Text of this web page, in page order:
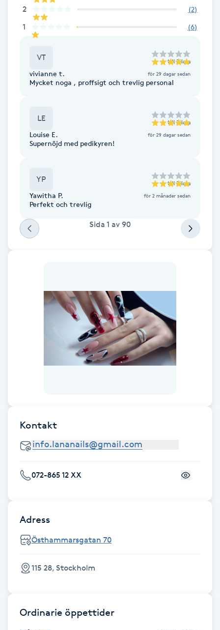
Fotsvamp
Fotvård
Fransfärgning
Fransförlängning
Fransförlängning Megavolym
Fransförlängning Volym
Fransk manikyr
Friskvårdsmassage
Färgning
Föning
Gelenaglar
Gellack
Gellack med förstärkning
2 (2)
1 (6)
VT till Zilola
vivianne t. för 29 dagar sedan
Mycket noga , proffsigt och trevlig personal
LE till Zilola
Louise E. för 29 dagar sedan
Supernöjd med pedikyren!
YP till Zilola
Yawitha P. för 2 månader sedan
Perfekt och trevlig
Sida 1 av 90
Kontakt
072-865 12 XX
Adress
Östhammarsgatan 70
115 28, Stockholm
Ordinarie öppettider